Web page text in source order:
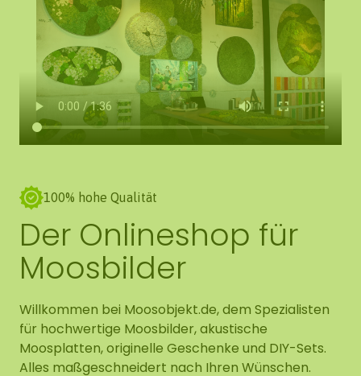
100% hohe Qualität
Der Onlineshop für
Moosbilder
Willkommen bei Moosobjekt.de, dem Spezialisten
für hochwertige Moosbilder, akustische
Moosplatten, originelle Geschenke und DIY-Sets.
Alles maßgeschneidert nach Ihren Wünschen.